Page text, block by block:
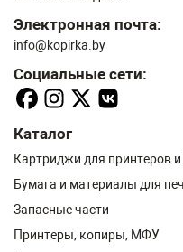
Электронная почта:
info@kopirka.by
Социальные сети:
Каталог
Картриджи для принтеров
Бумага и материалы для
Запасные части
Принтеры, копиры, МФУ